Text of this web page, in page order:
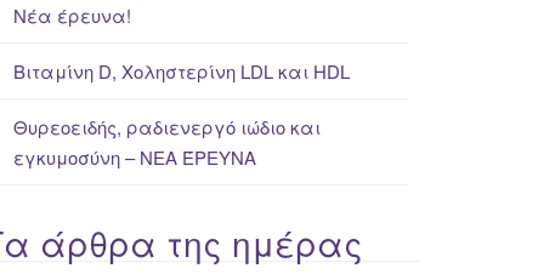
Νέα έρευνα!
Βιταμίνη D, Χοληστερίνη LDL και HDL
Θυρεοειδής, ραδιενεργό ιώδιο και
εγκυμοσύνη – ΝΕΑ ΈΡΕΥΝΑ
άρθρα της ημέρας